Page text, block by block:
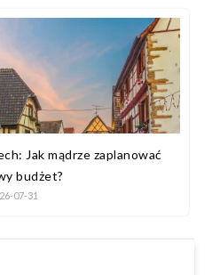
Jak mądrze zaplanować
budżet?
07-31